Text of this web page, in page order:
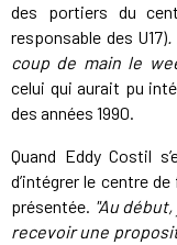
des portiers du
responsable des U17).
coup de main le
celui qui aurait pu
des années 1990.
Quand Eddy Costil
d’intégrer le centre
présentée. "Au
recevoir une